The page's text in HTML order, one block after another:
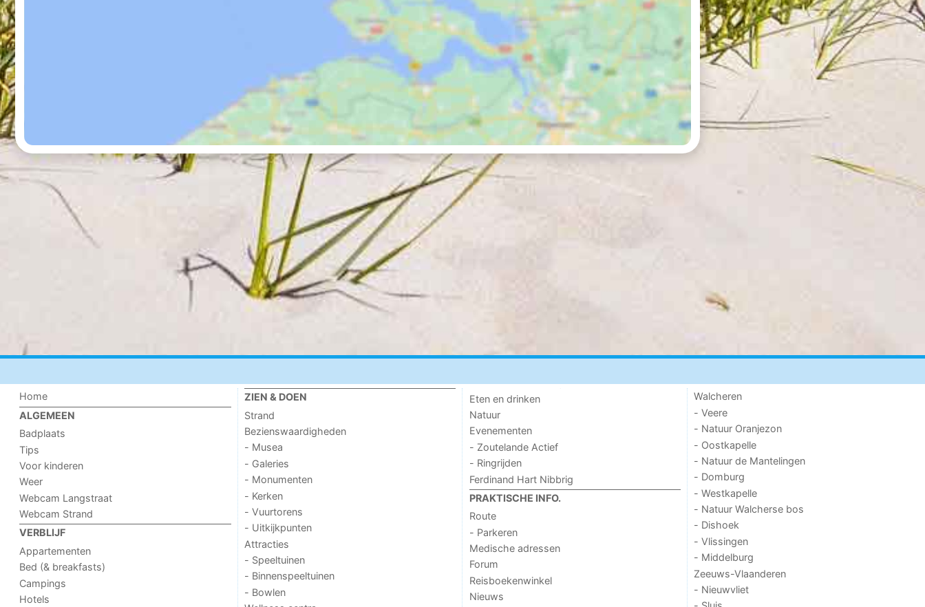
Home
ALGEMEEN
Badplaats
Tips
Voor kinderen
Weer
Webcam Langstraat
Webcam Strand
VERBLIJF
Appartementen
Bed (& breakfasts)
Campings
Hotels
ZIEN & DOEN
Strand
Bezienswaardigheden
- Musea
- Galeries
- Monumenten
- Kerken
- Vuurtorens
- Uitkijkpunten
Attracties
- Speeltuinen
- Binnenspeeltuinen
- Bowlen
Eten en drinken
Natuur
Evenementen
- Zoutelande Actief
- Ringrijden
Ferdinand Hart Nibbrig
PRAKTISCHE INFO.
Route
- Parkeren
Medische adressen
Forum
Reisboekenwinkel
Nieuws
Walcheren
- Veere
- Natuur Oranjezon
- Oostkapelle
- Natuur de Mantelingen
- Domburg
- Westkapelle
- Natuur Walcherse bos
- Dishoek
- Vlissingen
- Middelburg
Zeeuws-Vlaanderen
- Nieuwvliet